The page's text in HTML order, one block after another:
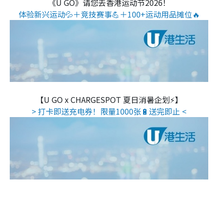
《U GO》请您去香港运动节2026！
体验新兴运动💦＋竞技赛事💪＋100+运动用品摊位🔥
【U GO x CHARGESPOT 夏日消暑企划⚡】
> 打卡即送充电券！限量1000张🔋送完即止 <